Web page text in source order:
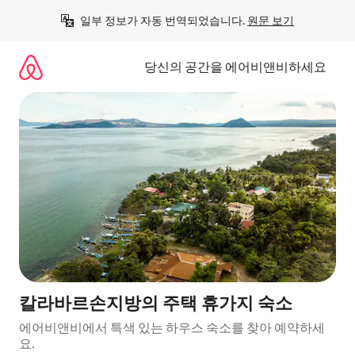
일부 정보가 자동 번역되었습니다. 원문 보기
당신의 공간을 에어비앤비하세요
칼라바르손지방의 주택 휴가지 숙소
에어비앤비에서 특색 있는 하우스 숙소를 찾아 예약하세
요.